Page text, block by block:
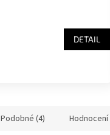
DETAIL
Podobné (4) Hodnocení